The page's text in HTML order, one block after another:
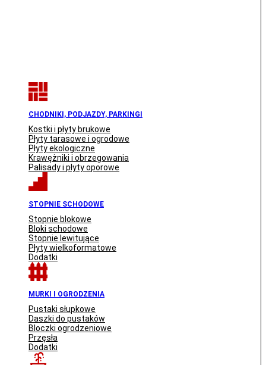
CHODNIKI, PODJAZDY, PARKINGI
Kostki i płyty brukowe
Płyty tarasowe i ogrodowe
Płyty ekologiczne
Krawężniki i obrzegowania
Palisady i płyty oporowe
STOPNIE SCHODOWE
Stopnie blokowe
Bloki schodowe
Stopnie lewitujące
Płyty wielkoformatowe
Dodatki
MURKI I OGRODZENIA
Pustaki słupkowe
Daszki do pustaków
Bloczki ogrodzeniowe
Przęsła
Dodatki